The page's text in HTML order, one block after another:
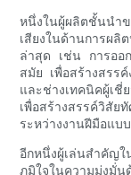
หนึ่งในผู้ผลิตชั้นนำ
เสียงในด้านการผ
ล่าสุด เช่น การออ
สมัย ​​เพื่อสร้างสรร
และช่างเทคนิคผู้เชี่
เพื่อสร้างสรรค์วิสั
ระหว่างงานฝีมือแบ
อีกหนึ่งผู้เล่นสำคัญ
ภูมิใจในความมุ่งมั่